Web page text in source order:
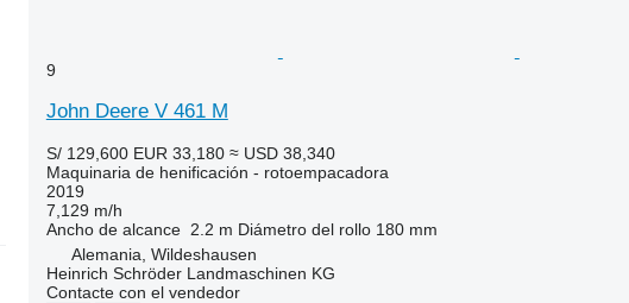
9
John Deere V 461 M
S/ 129,600 EUR 33,180 ≈ USD 38,340
Maquinaria de henificación - rotoempacadora
2019
7,129 m/h
Ancho de alcance 2.2 m Diámetro del rollo 180 mm
Alemania, Wildeshausen
Heinrich Schröder Landmaschinen KG
Contacte con el vendedor